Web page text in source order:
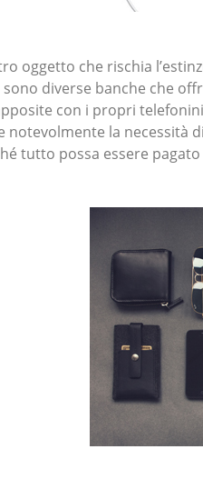
oggetto che rischia
sono diverse banche che
con i propri
notevolmente la necessità
tutto possa essere